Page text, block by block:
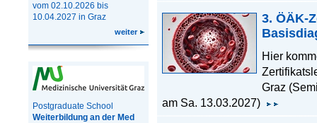
vom 02.10.2026 bis
10.04.2027 in Graz
weiter
Postgraduate School
Weiterbildung an der Med
3. ÖÄK-
Hier
Graz
am Sa. 13.03.2027)